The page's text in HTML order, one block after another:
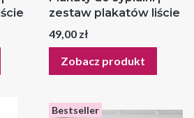
zestaw plakatów liście
Cena
49,00 zł
Zobacz produkt
Bestseller